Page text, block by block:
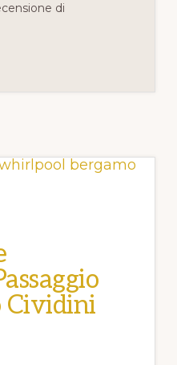
di
Cividini